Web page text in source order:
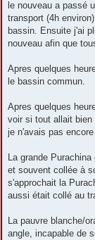
le nouveau a passé
transport (4h
bassin. Ensuite j'ai
nouveau afin que
Apres quelques
le bassin commun.
Apres quelques
voir si tout allait bien
je n'avais pas
La grande
et souvent collée à
s'approchait la
aussi était collé au
La pauvre blanche/
angle, incapable de